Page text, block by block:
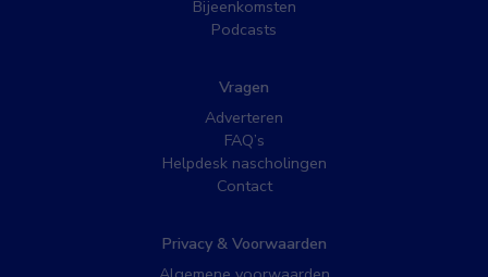
Bijeenkomsten
Podcasts
Vragen
Adverteren
FAQ’s
Helpdesk nascholingen
Contact
Privacy & Voorwaarden